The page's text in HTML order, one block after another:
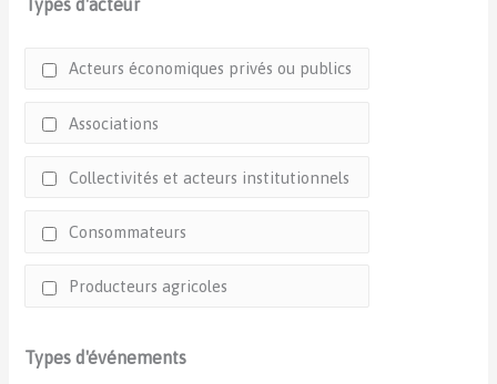
Types d'acteur
Acteurs économiques privés ou publics
Associations
Collectivités et acteurs institutionnels
Consommateurs
Producteurs agricoles
Types d'événements